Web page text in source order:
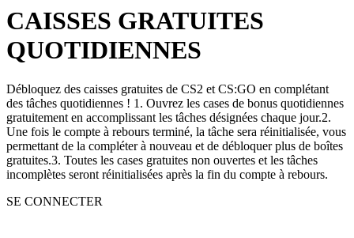
CAISSES GRATUITES
QUOTIDIENNES
Débloquez des caisses gratuites de CS2 et CS:GO en complétant
des tâches quotidiennes ! 1. Ouvrez les cases de bonus quotidiennes
gratuitement en accomplissant les tâches désignées chaque jour.2.
Une fois le compte à rebours terminé, la tâche sera réinitialisée, vous
permettant de la compléter à nouveau et de débloquer plus de boîtes
gratuites.3. Toutes les cases gratuites non ouvertes et les tâches
incomplètes seront réinitialisées après la fin du compte à rebours.
SE CONNECTER